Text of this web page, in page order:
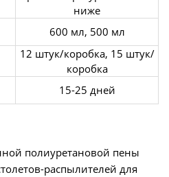
ниже
600 мл, 500 мл
12 штук/коробка, 15 штук/
коробка
15-25 дней
полиуретановой пены
распылителей для